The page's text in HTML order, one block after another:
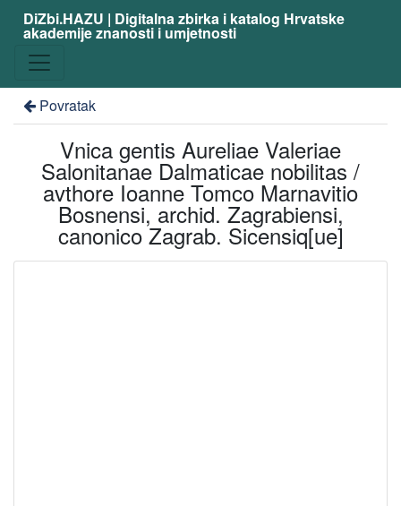
DiZbi.HAZU | Digitalna zbirka i katalog Hrvatske
akademije znanosti i umjetnosti
Povratak
Vnica gentis Aureliae Valeriae
Salonitanae Dalmaticae nobilitas /
avthore Ioanne Tomco Marnavitio
Bosnensi, archid. Zagrabiensi,
canonico Zagrab. Sicensiq[ue]